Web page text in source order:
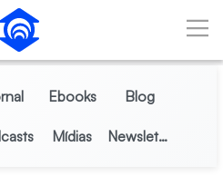
Ebooks Blog
Mídias Newsletter